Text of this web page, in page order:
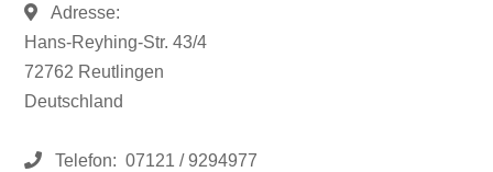
Adresse:
Hans-Reyhing-Str. 43/4
72762 Reutlingen
Deutschland
Telefon: 07121 / 9294977